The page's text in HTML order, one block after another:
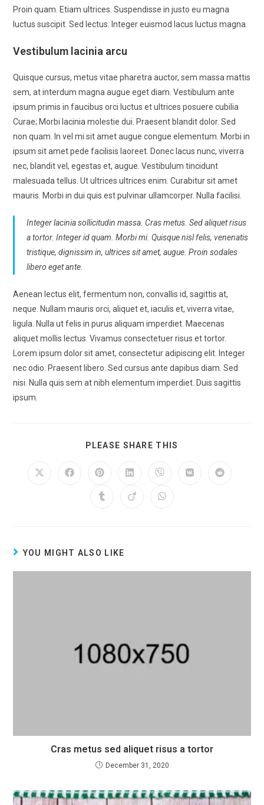
Proin quam. Etiam ultrices. Suspendisse in justo eu magna
luctus suscipit. Sed lectus. Integer euismod lacus luctus magna.
Vestibulum lacinia arcu
Quisque cursus, metus vitae pharetra auctor, sem massa mattis
sem, at interdum magna augue eget diam. Vestibulum ante
ipsum primis in faucibus orci luctus et ultrices posuere cubilia
Curae; Morbi lacinia molestie dui. Praesent blandit dolor. Sed
non quam. In vel mi sit amet augue congue elementum. Morbi in
ipsum sit amet pede facilisis laoreet. Donec lacus nunc, viverra
nec, blandit vel, egestas et, augue. Vestibulum tincidunt
malesuada tellus. Ut ultrices ultrices enim. Curabitur sit amet
mauris. Morbi in dui quis est pulvinar ullamcorper. Nulla facilisi.
Integer lacinia sollicitudin massa. Cras metus. Sed aliquet risus
a tortor. Integer id quam. Morbi mi. Quisque nisl felis, venenatis
tristique, dignissim in, ultrices sit amet, augue. Proin sodales
libero eget ante.
Aenean lectus elit, fermentum non, convallis id, sagittis at,
neque. Nullam mauris orci, aliquet et, iaculis et, viverra vitae,
ligula. Nulla ut felis in purus aliquam imperdiet. Maecenas
aliquet mollis lectus. Vivamus consectetuer risus et tortor.
Lorem ipsum dolor sit amet, consectetur adipiscing elit. Integer
nec odio. Praesent libero. Sed cursus ante dapibus diam. Sed
nisi. Nulla quis sem at nibh elementum imperdiet. Duis sagittis
ipsum.
PLEASE SHARE THIS
YOU MIGHT ALSO LIKE
Cras metus sed aliquet risus a tortor
December 31, 2020